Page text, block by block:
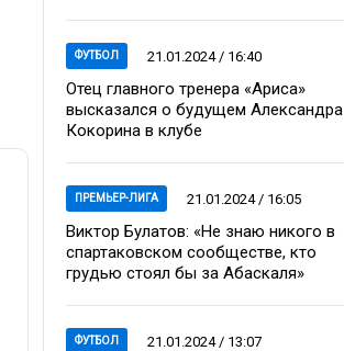
ФУТБОЛ 21.01.2024 / 16:40
Отец главного тренера «Ариса»
высказался о будущем Александра
Кокорина в клубе
ПРЕМЬЕР-ЛИГА 21.01.2024 / 16:05
Виктор Булатов: «Не знаю никого в
спартаковском сообществе, кто
грудью стоял бы за Абаскаля»
ФУТБОЛ 21.01.2024 / 13:07